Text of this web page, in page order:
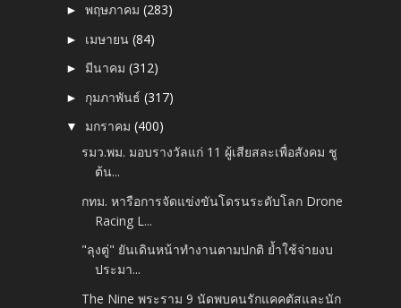
►พฤษภาคม(283)
► เมษายน(84)
► มีนาคม(312)
► กุมภาพันธ์(317)
▼ มกราคม(400)
รมว.พม. มอบรางวัลแก่ 11 ผู้เสียสละเพื่อสังคม ชู
ต้น...
กทม. หารือการจัดแข่งขันโดรนระดับโลก Drone
Racing L...
"ลุงตู่" ยันเดินหน้าทำงานตามปกติ ย้ำใช้จ่ายงบ
ประมา...
The Nine พระราม 9 นัดพบคนรักแคคตัสและนัก